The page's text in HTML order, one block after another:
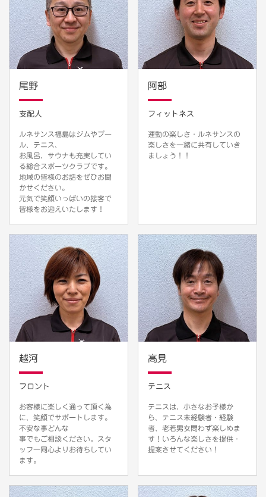
尾野
支配人
ルネサンス福島はジムやプー
ル、テニス、
お風呂、サウナも充実してい
る総合スポーツクラブです。
地域の皆様のお話をぜひお聞
かせください。
元気で笑顔いっぱいの接客で
皆様をお迎えいたします！
阿部
フィットネス
運動の楽しさ・ルネサンスの
楽しさを一緒に共有していき
ましょう！！
越河
フロント
お客様に楽しく通って頂く為
に、笑顔でサポートします。
不安な事どんな
事でもご相談ください。スタ
ッフ一同心よりお待ちしてい
ます。
高見
テニス
テニスは、小さなお子様か
ら、テニス未経験者・経験
者、老若男女問わず楽しめま
す！いろんな楽しさを提供・
提案させてください！